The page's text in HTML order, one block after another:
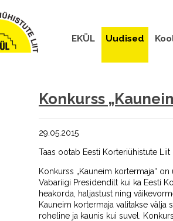
EKÜL Uudised
Konkurss
29.05.2015
Taas ootab Eesti Korteriühistute
Konkurss „Kauneim kortermaja“
Vabariigi Presidendilt kui ka Eesti
heakorda, haljastust ning
Kauneim kortermaja valitakse
roheline ja kaunis kui suvel.